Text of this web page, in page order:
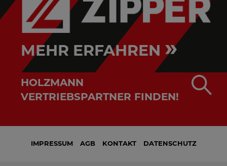
MEHR ERFAHREN »
HOLZMANN
VERTRIEBSPARTNER FINDEN!
IMPRESSUM AGB KONTAKT DATENSCHUTZ